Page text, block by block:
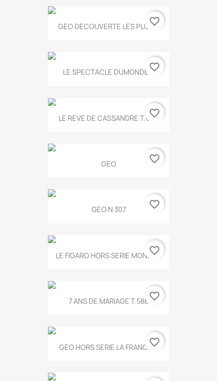
GEO DECOUVERTE LES PLUS...
favorite_border
LE SPECTACLE DUMONDE...favorite_border
LE REVE DE CASSANDRE T.634
favorite_border
GEO favorite_border
GEO N 307 favorite_border
LE FIGARO HORS SERIE MONET...
favorite_border
7 ANS DE MARIAGE T.588 favorite_border
GEO HORS SERIE LA FRANCE...
favorite_border